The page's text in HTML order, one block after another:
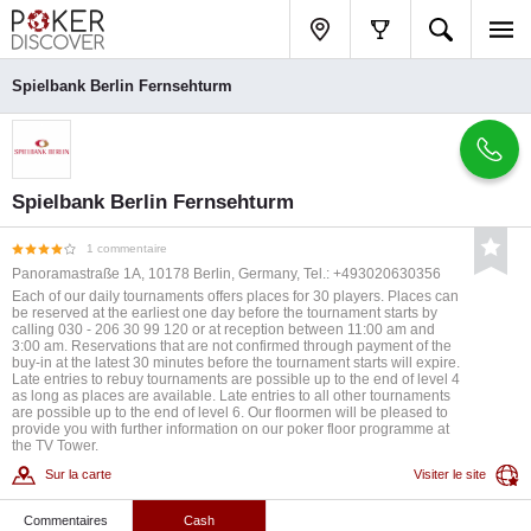
Spielbank Berlin Fernsehturm
Spielbank Berlin Fernsehturm
1 commentaire
Panoramastraße 1A, 10178 Berlin, Germany, Tel.: +493020630356
Each of our daily tournaments offers places for 30 players. Places can
be reserved at the earliest one day before the tournament starts by
calling 030 - 206 30 99 120 or at reception between 11:00 am and
3:00 am. Reservations that are not confirmed through payment of the
buy-in at the latest 30 minutes before the tournament starts will expire.
Late entries to rebuy tournaments are possible up to the end of level 4
as long as places are available. Late entries to all other tournaments
are possible up to the end of level 6. Our floormen will be pleased to
provide you with further information on our poker floor programme at
the TV Tower.
Sur la carte Visiter le site
Commentaires Cash